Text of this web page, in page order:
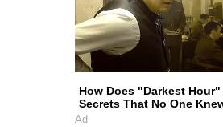
How Does "Darkest
Secrets That No One
Ad